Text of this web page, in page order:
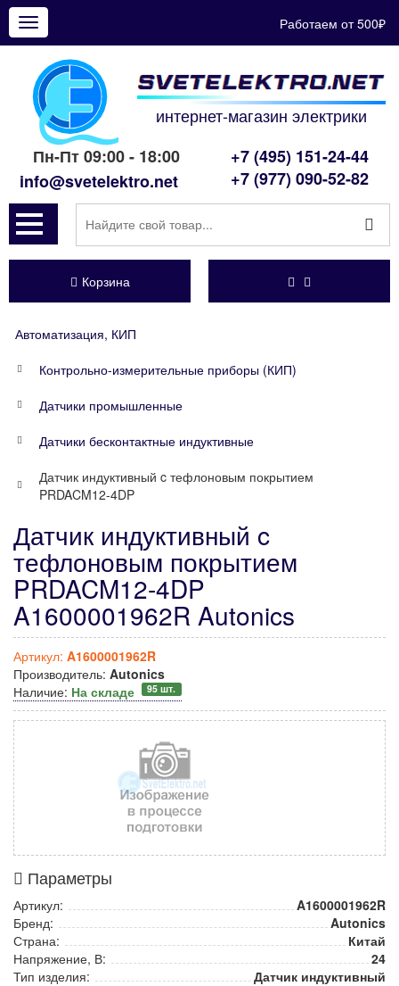
Показать
меню
Работаем от 500₽
интернет-магазин электрики
Пн-Пт 09:00 - 18:00
info@svetelektro.net
+7 (495) 151-24-44
+7 (977) 090-52-82
Корзина
Автоматизация, КИП
Контрольно-измерительные приборы (КИП)
Датчики промышленные
Датчики бесконтактные индуктивные
Датчик индуктивный c тефлоновым покрытием
PRDACM12-4DP
Датчик индуктивный c
тефлоновым покрытием
PRDACM12-4DP
A1600001962R Autonics
Артикул: A1600001962R
Производитель: Autonics
Наличие: На складе 95 шт.
Параметры
Артикул:
A1600001962R
Бренд:
Autonics
Страна:
Китай
Напряжение, В:
24
Тип изделия:
Датчик индуктивный